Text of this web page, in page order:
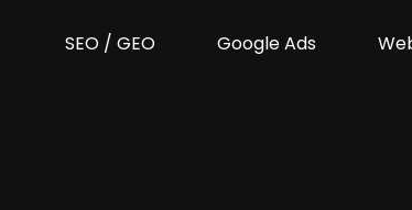
SEO / GEO Google Ads